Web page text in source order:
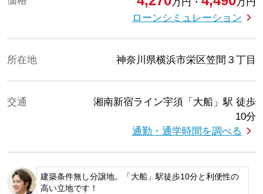
万円 ・
万円
ローンシミュレーション
所在地 神奈川県横浜市栄区笠間３丁目
交通 湘南新宿ライン宇須「大船」駅 徒歩
10分
通勤・通学時間を調べる
建築条件無し分譲地。「大船」駅徒歩10分と利便性の
高い立地です！